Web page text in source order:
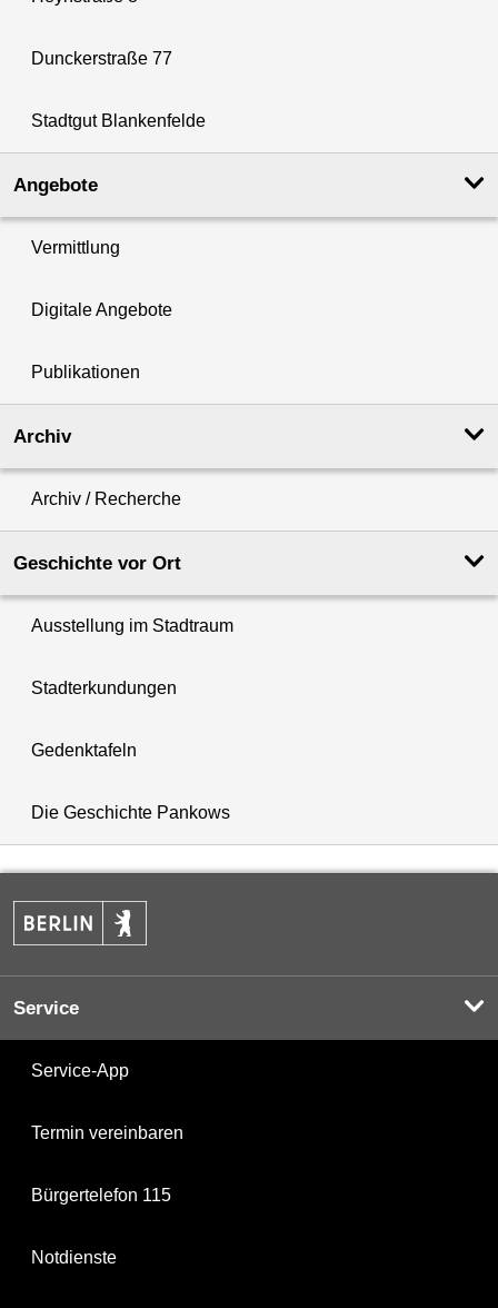
Dunckerstraße 77
Stadtgut Blankenfelde
Angebote
Vermittlung
Digitale Angebote
Publikationen
Archiv
Archiv / Recherche
Geschichte vor Ort
Ausstellung im Stadtraum
Stadterkundungen
Gedenktafeln
Die Geschichte Pankows
Service
Service-App
Termin vereinbaren
Bürgertelefon 115
Notdienste